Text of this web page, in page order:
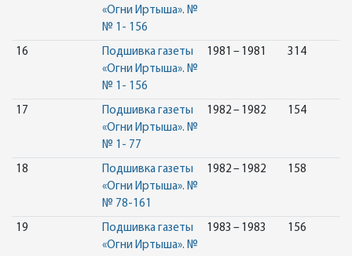
«Огни Иртыша». №
№ 1- 156
16
Подшивка газеты
«Огни Иртыша». №
№ 1- 156
1981 – 1981 314
17
Подшивка газеты
«Огни Иртыша». №
№ 1- 77
1982 – 1982 154
18
Подшивка газеты
«Огни Иртыша». №
№ 78-161
1982 – 1982 158
19
Подшивка газеты
«Огни Иртыша». №
1983 – 1983 156